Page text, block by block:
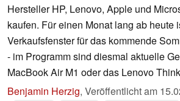
Hersteller HP, Lenovo, Apple und
kaufen. Für einen Monat lang ab heute
Verkaufsfenster für das kommende
- im Programm sind diesmal aktuelle
MacBook Air M1 oder das Lenovo
Benjamin Herzig, Veröffentlicht am